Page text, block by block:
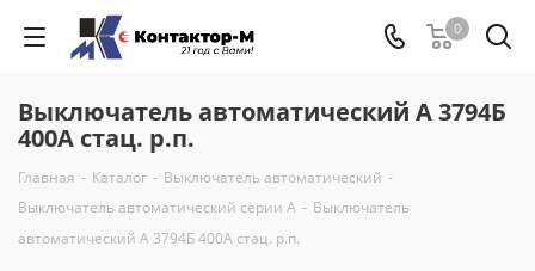
0
Выключатель автоматический А 3794Б
400А стац. р.п.
Главная - Каталог - Выключатель автоматический -
Выключатель автоматический серии А - Выключатель
автоматический А 3794Б 400А стац. р.п.